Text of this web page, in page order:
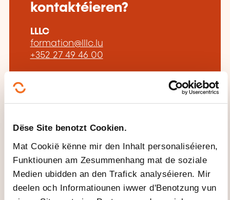
Dëse Site benotzt Cookien.
Mat Cookië kënne mir den Inhalt personaliséieren,
Funktiounen am Zesummenhang mat de soziale
Medien ubidden an den Trafick analyséieren. Mir
deelen och Informatiounen iwwer d'Benotzung vun
kontaktéieren?
LLLC
formation@lllc.lu
+352 27 49 46 00
Méi iwwer den Formatiounsinstitut:
Luxembourg Lifelong Learning Centre
de la Chambre des salariés
DËS FORMATIOUNE KÉINTEN